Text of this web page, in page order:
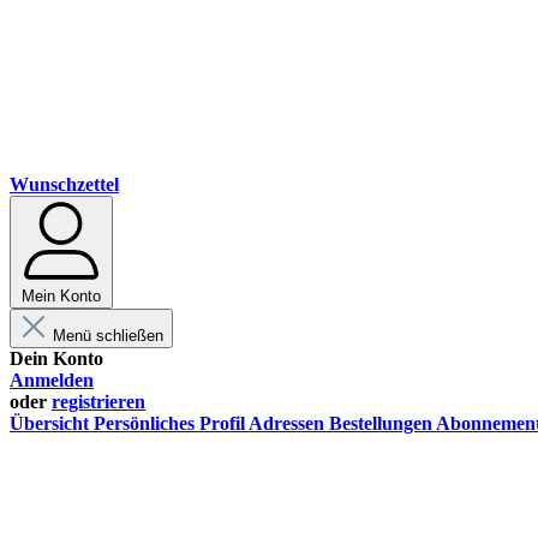
Wunschzettel
Mein Konto
Menü schließen
Dein Konto
Anmelden
oder registrieren
Übersicht Persönliches Profil Adressen Bestellungen